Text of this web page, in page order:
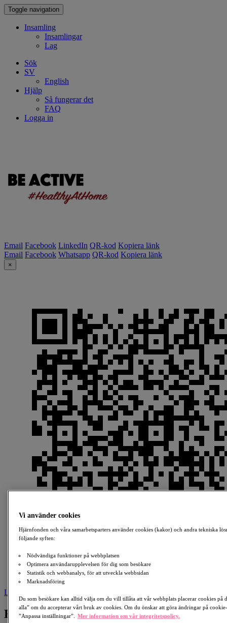
Toggle navigation
Insamling
Insamlingar
Lag
Sök
SV
English
Hjälp
Så fungerar det
FAQ
Logga in
Email Facebook LinkedIn QR-kod Kopiera länk
Email Facebook Whatsapp QR-kod Kopiera länk
×
Ladda ner
BeActive #HealthyAtHome
Vi använder cookies
Hjärnfonden och våra samarbetsparters använder cookies (kakor) och andra tekniska
följande syften:
Nödvändiga funktioner på webbplatsen
Optimera användarupplevelsen för dig som besökare
Statistik och webbanalys, för att utveckla webbsidan
Marknadsföring
Du som besökare kan alltid välja om du vill tillåta att vår webbplats placerar cookies på
alla” om du accepterar vårt bruk av cookies. Om du önskar att göra ändringar på
”Anpassa inställningar”.
Mer information om vår integritetspolicy.